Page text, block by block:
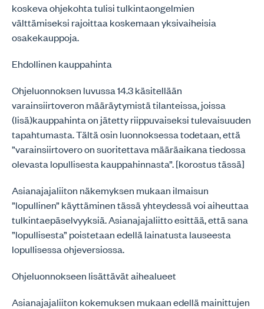
koskeva ohjekohta tulisi tulkintaongelmien
välttämiseksi rajoittaa koskemaan yksivaiheisia
osakekauppoja.
Ehdollinen kauppahinta
Ohjeluonnoksen luvussa 14.3 käsitellään
varainsiirtoveron määräytymistä tilanteissa, joissa
(lisä)kauppahinta on jätetty riippuvaiseksi tulevaisuuden
tapahtumasta. Tältä osin luonnoksessa todetaan, että
”varainsiirtovero on suoritettava määräaikana tiedossa
olevasta lopullisesta kauppahinnasta”. [korostus tässä]
Asianajajaliiton näkemyksen mukaan ilmaisun
”lopullinen” käyttäminen tässä yhteydessä voi aiheuttaa
tulkintaepäselvyyksiä. Asianajajaliitto esittää, että sana
”lopullisesta” poistetaan edellä lainatusta lauseesta
lopullisessa ohjeversiossa.
Ohjeluonnokseen lisättävät aihealueet
Asianajajaliiton kokemuksen mukaan edellä mainittujen